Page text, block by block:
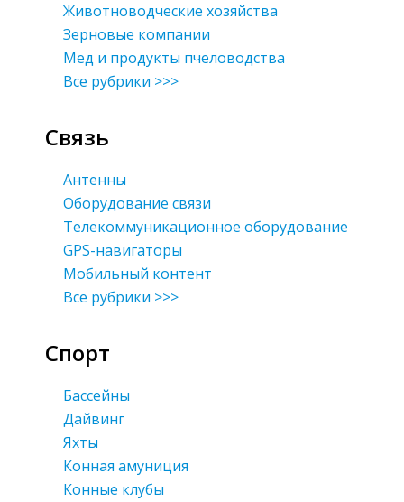
Животноводческие хозяйства
Зерновые компании
Мед и продукты пчеловодства
Все рубрики >>>
Связь
Антенны
Оборудование связи
Телекоммуникационное оборудование
GPS-навигаторы
Мобильный контент
Все рубрики >>>
Спорт
Бассейны
Дайвинг
Яхты
Конная амуниция
Конные клубы